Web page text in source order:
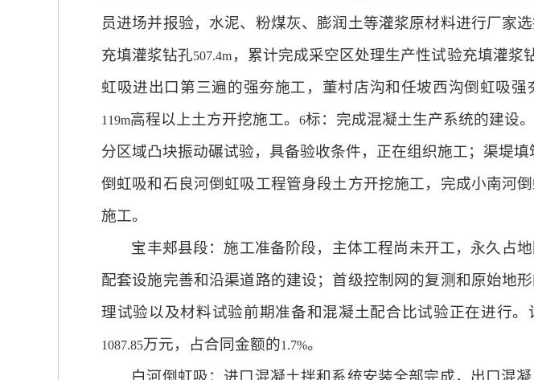
员进场并报验，水泥、粉煤灰、膨润土等灌浆原材料进行厂家
充填灌浆钻孔507.4m ，累计完成采空区处理生产性试验充填灌浆
虹吸进出口第三遍的强夯施工，董村店沟和任坡西沟倒虹吸
119m高程以上土方开挖施工。 6标：完成混凝土生产系统的建设
分区域凸块振动碾试验，具备验收条件，正在组织施工；渠堤填
倒虹吸和石良河倒虹吸工程管身段土方开挖施工，完成小南河
施工。
宝丰郏县段：施工准备阶段，主体工程尚未开工，永久占
配套设施完善和沿渠道路的建设；首级控制网的复测和原始地
理试验以及材料试验前期准备和混凝土配合比试验正在进行。
1087.85万元，占合同金额的1.7%。
白河倒虹吸：进口混凝土拌和系统安装全部完成，出口混